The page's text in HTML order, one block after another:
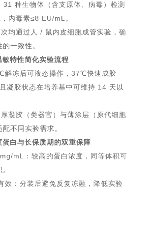
31 种生物体（含支原体、病毒）检测
内毒素≤8 EU/mL。
均通过人 / 鼠内皮细胞成管实验，确
的一致性。
特性简化实验流程
解冻后可液态操作，37℃快速成胶
凝胶状态在培养基中可维持 14 天以
凝胶（类器官）与薄涂层（原代细胞
不同实验需求。
白与长保质期的双重保障
mL：较高的蛋白浓度，同等体积可
。
效：分装后避免反复冻融，降低实验